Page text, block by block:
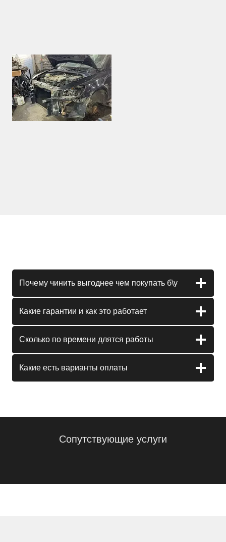
Почему чинить выгоднее чем покупать б\у
Какие гарантии и как это работает
Сколько по времени длятся работы
Какие есть варианты оплаты
Сопутствующие услуги